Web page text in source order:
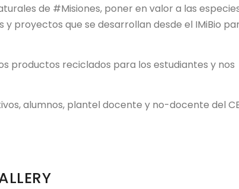
de #Misiones, poner en valor a las
proyectos que se desarrollan desde el IMiBio
productos reciclados para los estudiantes y nos
alumnos, plantel docente y no-docente del